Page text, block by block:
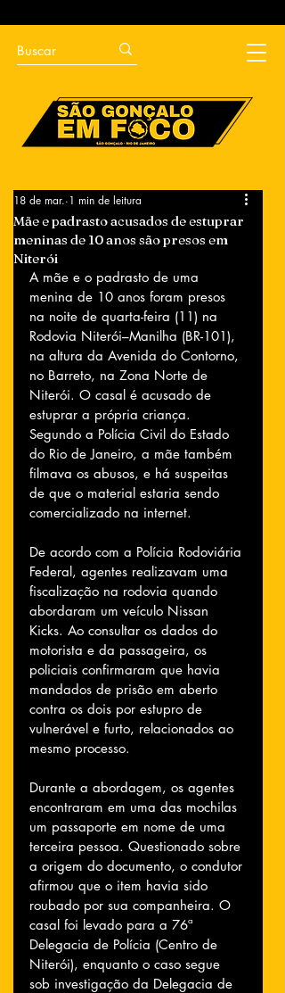
Mãe e padrasto acusados de estuprar
meninas de 10 anos são presos em
Niterói
18 de mar. 1 min de leitura
A mãe e o padrasto de uma
menina de 10 anos foram presos
na noite de quarta-feira (11) na
Rodovia Niterói–Manilha (BR-101),
na altura da Avenida do Contorno,
no Barreto, na Zona Norte de
Niterói. O casal é acusado de
estuprar a própria criança.
Segundo a Polícia Civil do Estado
do Rio de Janeiro, a mãe também
filmava os abusos, e há suspeitas
de que o material estaria sendo
comercializado na internet.
De acordo com a Polícia Rodoviária
Federal, agentes realizavam uma
fiscalização na rodovia quando
abordaram um veículo Nissan
Kicks. Ao consultar os dados do
motorista e da passageira, os
policiais confirmaram que havia
mandados de prisão em aberto
contra os dois por estupro de
vulnerável e furto, relacionados ao
mesmo processo.
Durante a abordagem, os agentes
encontraram em uma das mochilas
um passaporte em nome de uma
terceira pessoa. Questionado sobre
a origem do documento, o condutor
afirmou que o item havia sido
roubado por sua companheira. O
casal foi levado para a 76ª
Delegacia de Polícia (Centro de
Niterói), enquanto o caso segue
sob investigação da Delegacia de